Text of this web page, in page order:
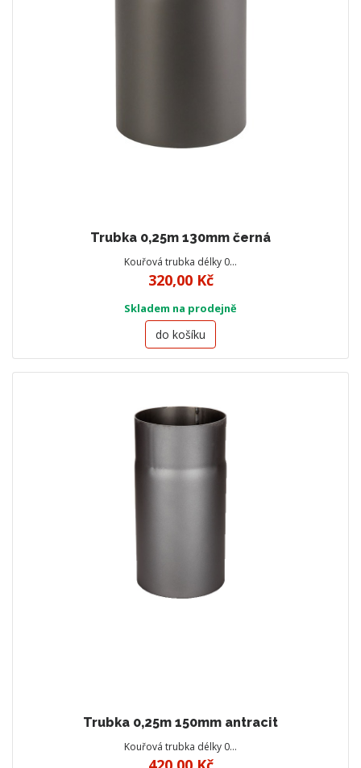
Trubka 0,25m 130mm černá
Kouřová trubka délky 0…
320,00 Kč
Skladem na prodejně
do košíku
Trubka 0,25m 150mm antracit
Kouřová trubka délky 0…